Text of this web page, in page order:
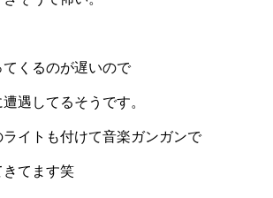
くるのが遅いので
遇してるそうです。
イトも付けて音楽ガンガンで
てます笑